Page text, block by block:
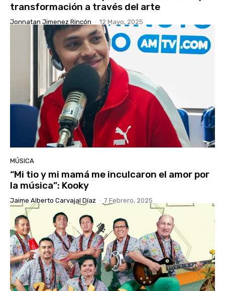
transformación a través del arte
Jonnatan Jimenez Rincón - 12 Mayo, 2025
MÚSICA
“Mi tio y mi mamá me inculcaron el amor por
la música”: Kooky
Jaime Alberto Carvajal Díaz - 7 Febrero, 2025